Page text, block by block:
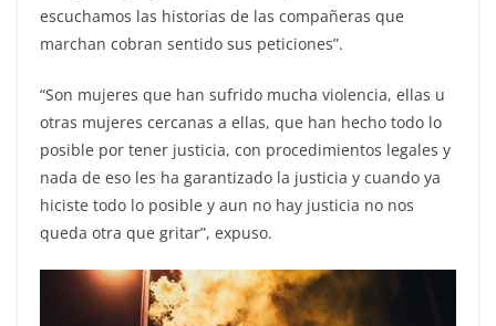
escuchamos las historias de las compañeras que
marchan cobran sentido sus peticiones”.
“Son mujeres que han sufrido mucha violencia, ellas u
otras mujeres cercanas a ellas, que han hecho todo lo
posible por tener justicia, con procedimientos legales y
nada de eso les ha garantizado la justicia y cuando ya
hiciste todo lo posible y aun no hay justicia no nos
queda otra que gritar”, expuso.